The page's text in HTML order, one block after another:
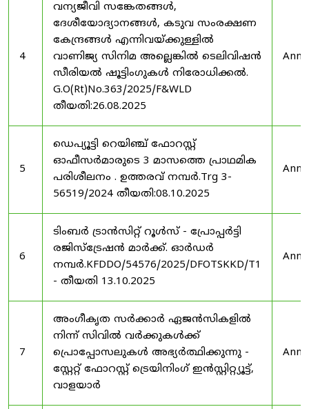
4
വന്യജീവി സങ്കേതങ്ങൾ,
ദേശീയോദ്യാനങ്ങൾ, കടുവ സംരക്ഷണ
കേന്ദ്രങ്ങൾ എന്നിവയ്ക്കുള്ളിൽ
വാണിജ്യ സിനിമ അല്ലെങ്കിൽ ടെലിവിഷൻ
സീരിയൽ ഷൂട്ടിംഗുകൾ നിരോധിക്കൽ.
G.O(Rt)No.363/2025/F&WLD
തീയതി:26.08.2025
5
ഡെപ്യൂട്ടി റെയിഞ്ച് ഫോറസ്റ്റ്
ഓഫീസർമാരുടെ 3 മാസത്തെ പ്രാഥമിക
പരിശീലനം . ഉത്തരവ് നമ്പർ.Trg 3-
56519/2024 തീയതി:08.10.2025
6
ടിംബർ ട്രാൻസിറ്റ് റൂൾസ് - പ്രോപ്പർട്ടി
രജിസ്ട്രേഷൻ മാർക്ക്. ഓർഡർ
നമ്പർ.KFDDO/54576/2025/DFOTSKKD/T1
- തീയതി 13.10.2025
7
അംഗീകൃത സർക്കാർ ഏജൻസികളിൽ
നിന്ന് സിവിൽ വർക്കുകൾക്ക്
പ്രൊപ്പോസലുകൾ അഭ്യർത്ഥിക്കുന്നു -
സ്റ്റേറ്റ് ഫോറസ്റ്റ് ട്രെയിനിംഗ് ഇൻസ്റ്റിറ്റ്യൂട്ട്,
വാളയാർ